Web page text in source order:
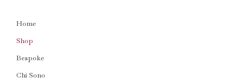
Home
Shop
Bespoke
Chi Sono